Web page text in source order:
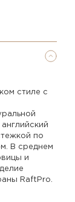
стиле с
по
В среднем
и
RaftPro.